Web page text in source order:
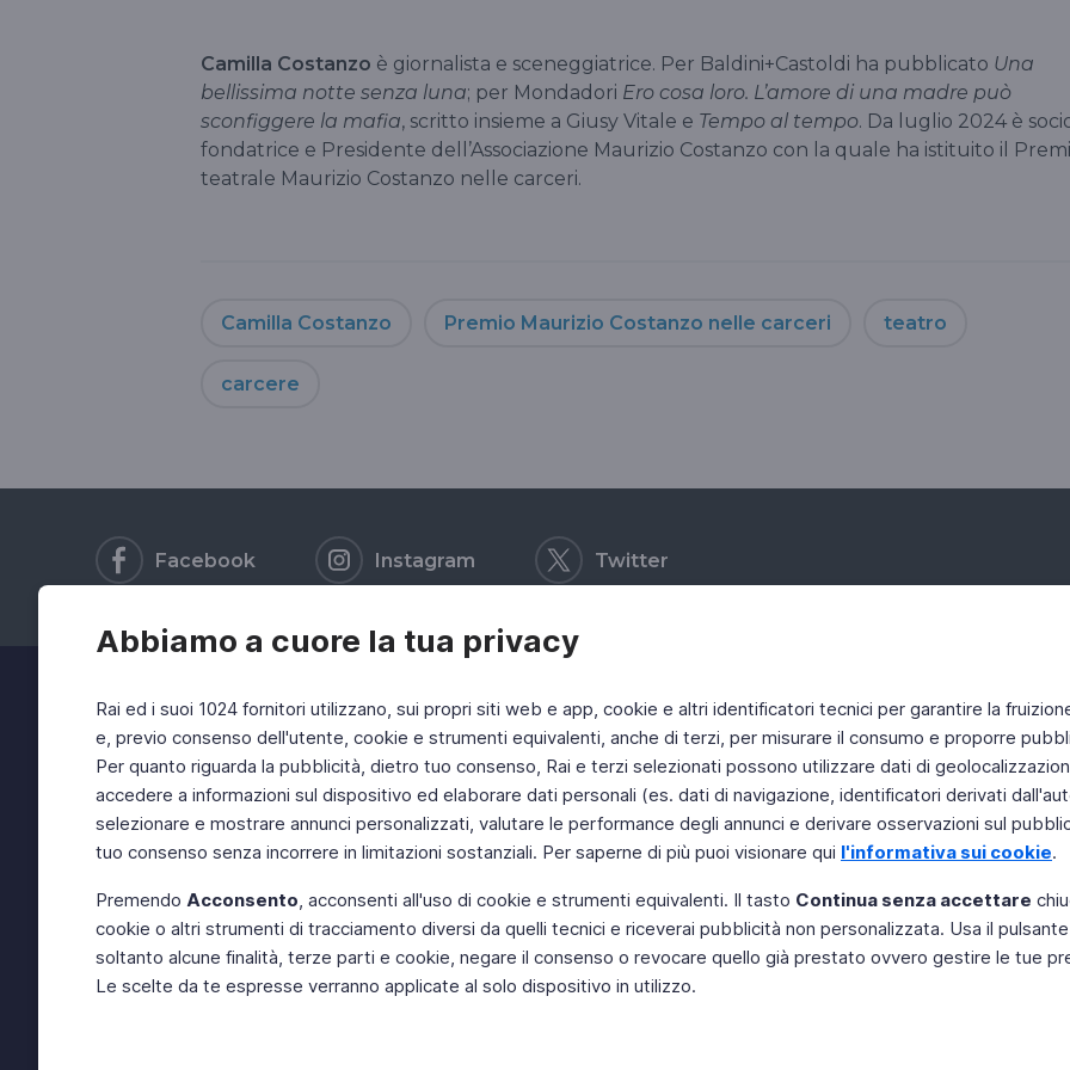
Abbiamo a cuore la tua privacy
Rai ed i suoi 1024 fornitori utilizzano, sui propri siti web e app, cookie e altri identificatori tecnici per garantire la
e, previo consenso dell'utente, cookie e strumenti equivalenti, anche di terzi, per misurare il consumo e proporre
Per quanto riguarda la pubblicità, dietro tuo consenso, Rai e terzi selezionati possono utilizzare dati di
accedere a informazioni sul dispositivo ed elaborare dati personali (es. dati di navigazione, identificatori derivati
selezionare e mostrare annunci personalizzati, valutare le performance degli annunci e derivare osservazioni sul
tuo consenso senza incorrere in limitazioni sostanziali. Per saperne di più puoi visionare qui l'informativa sui cookie.
Premendo Acconsento, acconsenti all'uso di cookie e strumenti equivalenti. Il tasto Continua senza accettare
cookie o altri strumenti di tracciamento diversi da quelli tecnici e riceverai pubblicità non personalizzata. Usa il
soltanto alcune finalità, terze parti e cookie, negare il consenso o revocare quello già prestato ovvero gestire le tue
Le scelte da te espresse verranno applicate al solo dispositivo in utilizzo.
Camilla Costanzo è giornalista e sceneggiatrice. Per Baldini+Castoldi ha pubblicato Una
bellissima notte senza luna; per Mondadori Ero cosa loro. L’amore di una madre può
sconfiggere la mafia, scritto insieme a Giusy Vitale e Tempo al tempo. Da luglio 2024 è
fondatrice e Presidente dell’Associazione Maurizio Costanzo con la quale ha istituito il
teatrale Maurizio Costanzo nelle carceri.
Camilla Costanzo Premio Maurizio Costanzo nelle carceri teatro
carcere
Facebook Instagram Twitter